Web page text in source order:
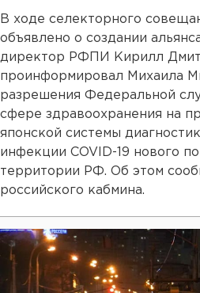
В ходе селекторного
объявлено о создании
директор РФПИ Кирилл
проинформировал Михаила
разрешения Федеральной
сфере здравоохранения на
японской системы
инфекции COVID-19 нового
территории РФ. Об этом
российского кабмина.